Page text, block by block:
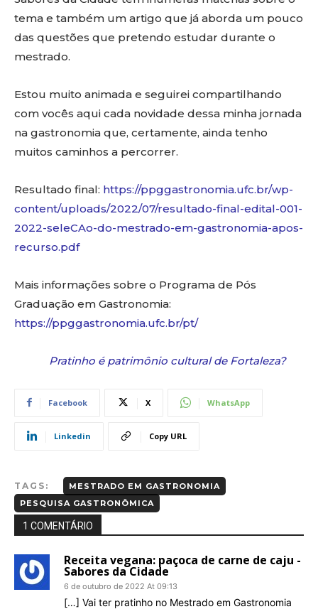
tema e também um artigo que já aborda um pouco
das questões que pretendo estudar durante o
mestrado.
Estou muito animada e seguirei compartilhando
com vocês aqui cada novidade dessa minha jornada
na gastronomia que, certamente, ainda tenho
muitos caminhos a percorrer.
Resultado final: https://ppggastronomia.ufc.br/wp-
content/uploads/2022/07/resultado-final-edital-001-
2022-seleCAo-do-mestrado-em-gastronomia-apos-
recurso.pdf
Mais informações sobre o Programa de Pós
Graduação em Gastronomia:
https://ppggastronomia.ufc.br/pt/
Pratinho é patrimônio cultural de Fortaleza?
Facebook X WhatsApp
Linkedin Copy URL
TAGS:
MESTRADO EM GASTRONOMIA
PESQUISA GASTRONÔMICA
1 COMENTÁRIO
Receita vegana: paçoca de carne de caju -
Sabores da Cidade
6 de outubro de 2022 At 09:13
[…] Vai ter pratinho no Mestrado em Gastronomia